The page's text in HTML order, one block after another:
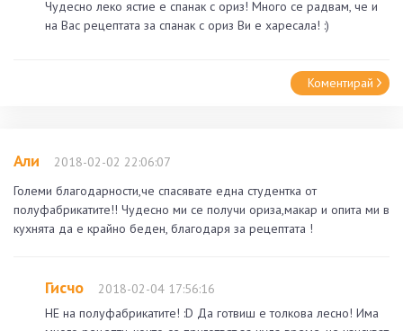
Чудесно леко ястие е спанак с ориз! Много се радвам, че и
на Вас рецептата за спанак с ориз Ви е харесала! :)
Коментирай
Али
2018-02-02 22:06:07
Големи благодарности,че спасявате една студентка от
полуфабрикатите!! Чудесно ми се получи ориза,макар и опита ми в
кухнята да е крайно беден, благодаря за рецептата !
Гисчо
2018-02-04 17:56:16
НЕ на полуфабрикатите! :D Да готвиш е толкова лесно! Има